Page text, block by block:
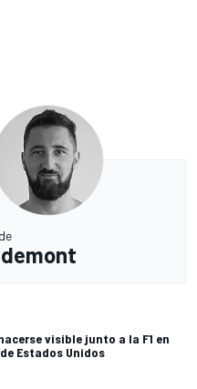
visible junto a la F1 en
Estados Unidos